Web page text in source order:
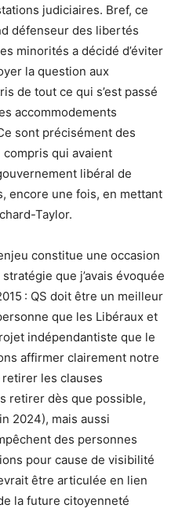
judiciaires. Bref, ce
défenseur des libertés
minorités a décidé d’éviter
la question aux
de tout ce qui s’est passé
accommodements
sont précisément des
qui avaient
libéral de
encore une fois, en mettant
Taylor.
constitue une occasion
que j’avais évoquée
: QS doit être un meilleur
que les Libéraux et
indépendantiste que le
affirmer clairement notre
les clauses
retirer dès que possible,
2024), mais aussi
des personnes
pour cause de visibilité
être articulée en lien
la future citoyenneté